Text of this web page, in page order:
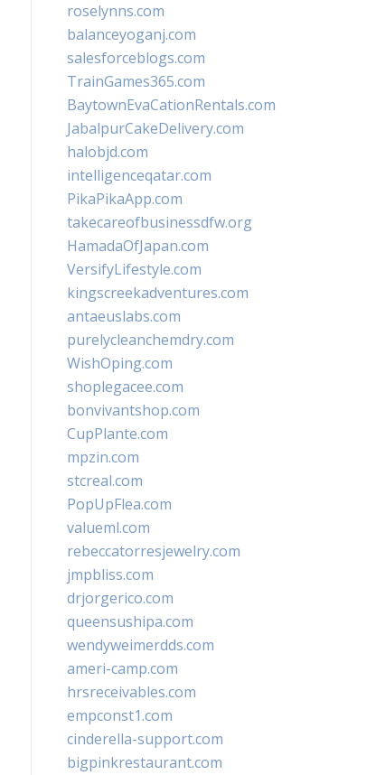
roselynns.com
balanceyoganj.com
salesforceblogs.com
TrainGames365.com
BaytownEvaCationRentals.com
JabalpurCakeDelivery.com
halobjd.com
intelligenceqatar.com
PikaPikaApp.com
takecareofbusinessdfw.org
HamadaOfJapan.com
VersifyLifestyle.com
kingscreekadventures.com
antaeuslabs.com
purelycleanchemdry.com
WishOping.com
shoplegacee.com
bonvivantshop.com
CupPlante.com
mpzin.com
stcreal.com
PopUpFlea.com
valueml.com
rebeccatorresjewelry.com
jmpbliss.com
drjorgerico.com
queensushipa.com
wendyweimerdds.com
ameri-camp.com
hrsreceivables.com
empconst1.com
cinderella-support.com
bigpinkrestaurant.com